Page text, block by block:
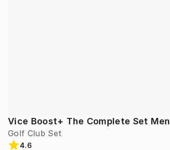
Vice Boost+ The Complete Set Men
Golf Club Set
4.6